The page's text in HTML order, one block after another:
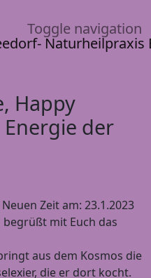
Toggle navigation
Happy
Energie der
Zeit am: 23.1.2023
mit Euch das
aus dem Kosmos die
die er dort kocht.